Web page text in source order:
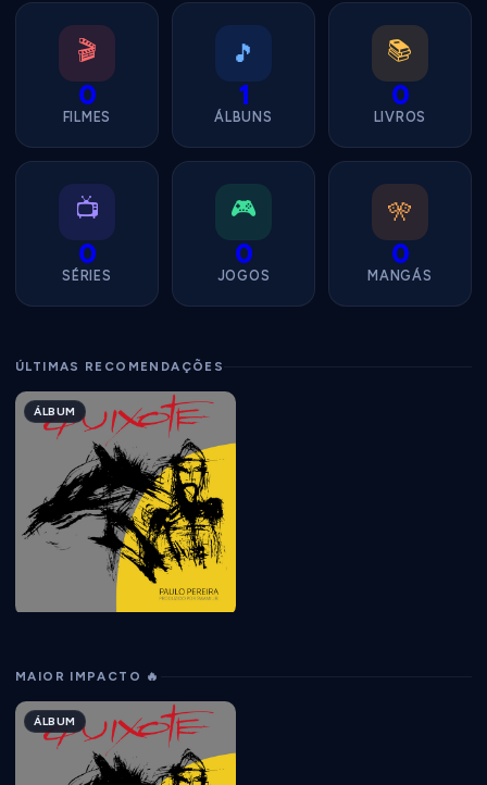
🎬
0
FILMES
🎵
1
ÁLBUNS
📚
0
LIVROS
📺
0
SÉRIES
🎮
0
JOGOS
🎌
0
MANGÁS
ÚLTIMAS RECOMENDAÇÕES
ÁLBUM
MAIOR IMPACTO 🔥
ÁLBUM